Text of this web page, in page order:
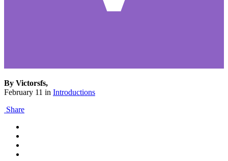
By Victorsfs,
February 11 in Introductions
Share